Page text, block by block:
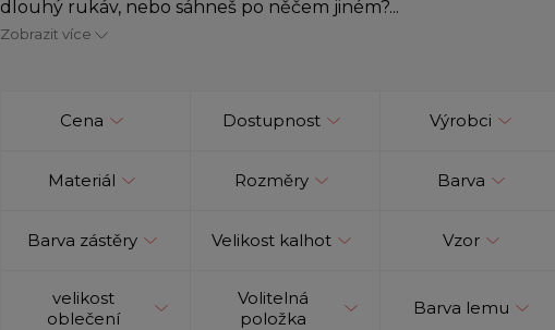
dlouhý rukáv, nebo sáhneš po něčem jiném?...
Zobrazit více
Cena Dostupnost Výrobci
Materiál Rozměry Barva
Barva zástěry Velikost kalhot Vzor
velikost
oblečení
Volitelná
položka
Barva lemu